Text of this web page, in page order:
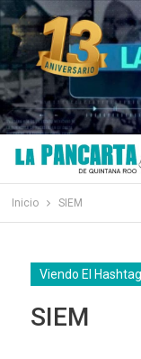
Inicio SIEM
Viendo El Hashtag
SIEM